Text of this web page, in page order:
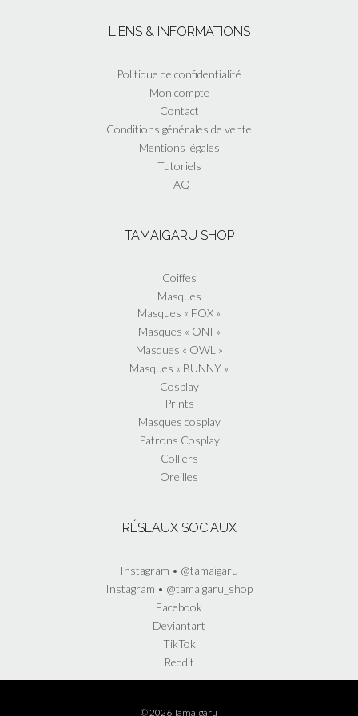
peuvent
choisies
sur
la
page
produit
LIENS & INFORMATIONS
Politique de confidentialité
Mon compte
Contact
Conditions générales de vente
Mentions légales
Tutoriels
FAQ
TAMAIGARU SHOP
Coiffes
Masques
Masques « FOX »
Masques « ONI »
Masques « OWL »
Masques « BUNNY »
Cosplay
Prints
Masques cosplay
Patrons Cosplay
Colliers
Oreilles
RÉSEAUX SOCIAUX
Instagram • @tamaigaru
Instagram • @tamaigaru_shop
Facebook
Deviantart
TikTok
Reddit
© 2026 Tamaigaru